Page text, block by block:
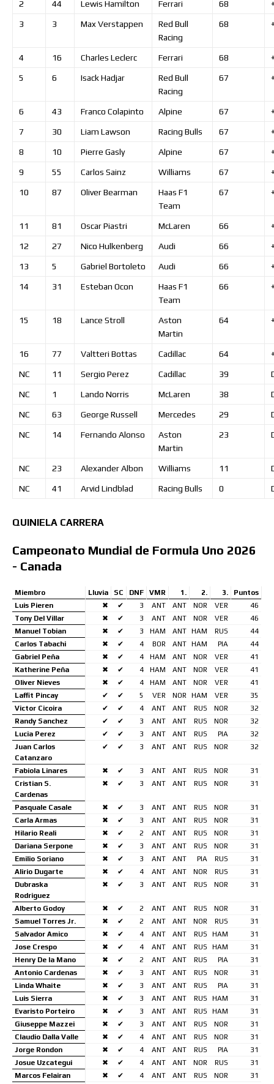
2 44 Lewis Hamilton Ferrari 68
3 3 MaxVerstappen
Red Bull
Racing
68
4 16 Charles Leclerc Ferrari 68
5 6 IsackHadjar
Red Bull
Racing
67
6 43 Franco Colapinto Alpine 67
7 30 Liam Lawson Racing Bulls 67
8 10 Pierre Gasly Alpine 67
9 55 Carlos Sainz Williams 67
10 87 OliverBearman
Haas F1
Team
67
11 81 OscarPiastri McLaren 66
12 27 Nico Hulkenberg Audi 66
13 5 Gabriel Bortoleto Audi 66
14 31 Esteban Ocon
Haas F1
Team
66
15 18 Lance Stroll
Aston
Martin
64
16 77 Valtteri Bottas Cadillac 64
NC 11 Sergio Perez Cadillac 39
NC 1 Lando Norris McLaren 38
NC 63 George Russell Mercedes 29
NC 14 Fernando Alonso
Aston
Martin
23
NC 23 AlexanderAlbon Williams 11
NC 41 Arvid Lindblad Racing Bulls 0
QUINIELA CARRERA
Campeonato Mundial de Formula Uno 2026
- Canada
Miembro Lluvia SC DNF VMR 1. 2. 3.
Puntos
Luis Pieren
✖ ✔ 3 ANT ANT NOR VER
46
Tony Del Villar
✖ ✔ 3 ANT ANT NOR VER
46
Manuel Tobian
✖ ✔ 3 HAM ANT HAM RUS
44
Carlos Tabachi
✖ ✔ 4 BOR ANT HAM PIA
44
Gabriel Peña
✖ ✔ 4 HAM ANT NOR VER
41
Katherine Peña
✖ ✔ 4 HAM ANT NOR VER
41
Oliver Nieves
✖ ✔ 4 HAM ANT NOR VER
41
Laffit Pincay
✔ ✔ 5 VER NOR HAM VER
35
Victor Cicoira
✔ ✔ 4 ANT ANT RUS NOR
32
Randy Sanchez
✔ ✔ 3 ANT ANT RUS NOR
32
Lucia Perez
✔ ✔ 3 ANT ANT RUS PIA
32
Juan Carlos
Catanzaro
✔ ✔ 3 ANT ANT RUS NOR 32
Fabiola Linares ✖ ✔ 3 ANT ANT RUS NOR
31
Cristian S.
Cardenas
✖ ✔ 3 ANT ANT RUS NOR 31
Pasquale Casale ✖ ✔ 3 ANT ANT RUS NOR
31
Carla Armas
✖ ✔ 3 ANT ANT RUS NOR
31
Hilario Reali
✖ ✔ 2 ANT ANT RUS NOR
31
Dariana Serpone
✖ ✔ 3 ANT ANT RUS NOR
31
Emilio Soriano
✖ ✔ 3 ANT ANT PIA RUS
31
Alirio Dugarte
✖ ✔ 4 ANT ANT NOR RUS
31
Dubraska
Rodriguez
✖ ✔ 3 ANT ANT RUS NOR 31
Alberto Godoy ✖ ✔ 2 ANT ANT RUS NOR
31
Samuel Torres Jr.
✖ ✔ 2 ANT ANT NOR RUS
31
Salvador Amico
✖ ✔ 4 ANT ANT RUS HAM
31
Jose Crespo
✖ ✔ 4 ANT ANT RUS HAM
31
Henry De la Mano
✖ ✔ 2 ANT ANT RUS PIA
31
Antonio Cardenas
✖ ✔ 3 ANT ANT RUS NOR
31
Linda Whaite
✖ ✔ 3 ANT ANT RUS PIA
31
Luis Sierra
✖ ✔ 3 ANT ANT RUS HAM
31
Evaristo Porteiro
✖ ✔ 3 ANT ANT RUS HAM
31
Giuseppe Mazzei
✖ ✔ 3 ANT ANT RUS NOR
31
Claudio Dalla Valle
✖ ✔ 4 ANT ANT RUS NOR
31
Jorge Rondon
✖ ✔ 4 ANT ANT RUS PIA
31
Josue Uzcategui
✖ ✔ 4 ANT ANT NOR RUS
31
Marcos Felairan
✖ ✔ 4 ANT ANT RUS NOR
31